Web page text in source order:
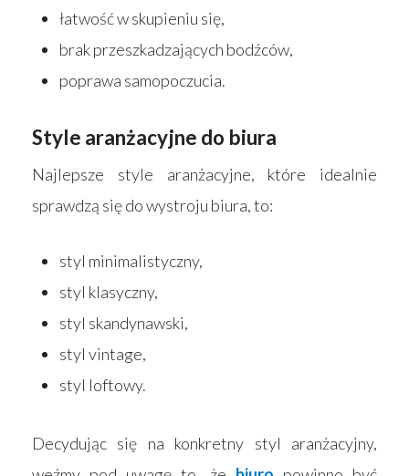
łatwość w skupieniu się,
brak przeszkadzających bodźców,
poprawa samopoczucia.
Style aranżacyjne do biura
Najlepsze style aranżacyjne, które idealnie
sprawdzą się do wystroju biura, to:
styl minimalistyczny,
styl klasyczny,
styl skandynawski,
styl vintage,
styl loftowy.
Decydując się na konkretny styl aranżacyjny,